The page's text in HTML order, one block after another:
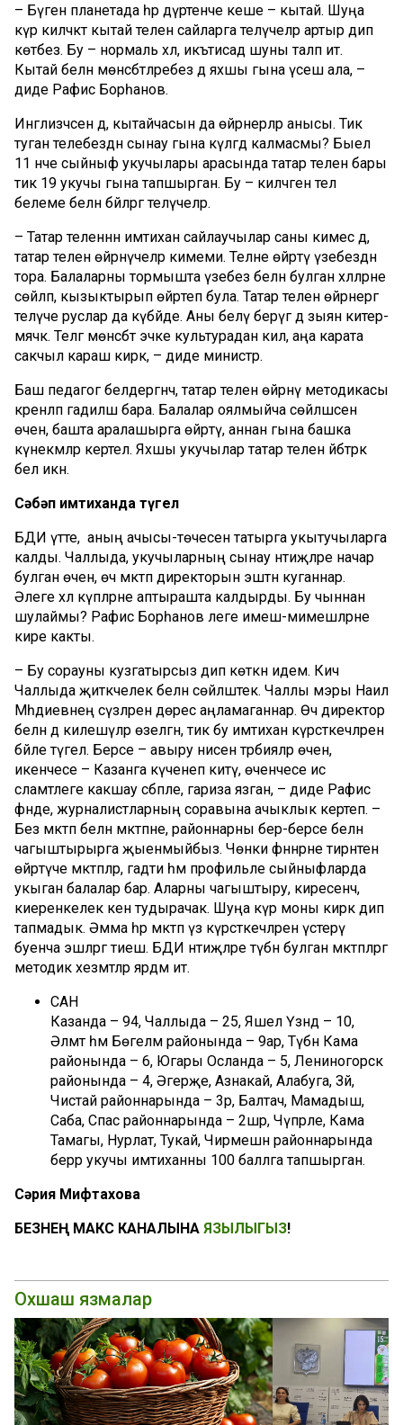
– Бүген планетада һәр дүртенче кеше – кытай. Шу­ңа
күрә киләчәктә кытай телен сайларга теләүчеләр артыр дип
көтәбез. Бу – нормаль хәл, икътисад шуны таләп итә.
Кытай белән мө­нәсә­бәт­ләребез дә яхшы гына үсеш ала, –
диде Рафис Борһанов.
Инглизчәсен дә, кытайчасын да өйрәнерләр анысы. Тик
туган телебездән сынау гына күләгәдә калмасмы? Быел
11 нче сыйныф укучылары арасында татар телен бары
тик 19 укучы гына тапшырган. Бу – киләчәген тел
белеме белән бәйләргә теләүче­ләр.
– Татар теленнән имтихан сайлаучылар саны ки­ме­сә дә,
татар телен өй­рәнү­че­ләр кимеми. Телне өйрәтү үзебез­дән
тора. Балаларны тормышта үзебез белән булган хәлләрне
сөйләп, кызыктырып өй­рәтеп була. Татар телен өй­рәнергә
теләүче рус­лар да күбәйде. Аны белү бе­рәү­гә дә зыян китер­
мәя­чәк. Телгә мөнәсәбәт эчке культурадан килә, аңа карата
сакчыл караш кирәк, – диде министр.
Баш педагог белдер­гән­чә, татар телен өйрәнү методикасы
әкренләп гади­ләшә бара. Балалар оялмыйча сөйләшсен
өчен, башта аралашырга өйрәтү, аннан гына башка
күнек­мәләр кертелә. Яхшы укучылар татар телен әйбәтрәк
белә икән.
Сәбәп имтиханда түгел
БДИ үтте, ә аның ачысы-төчесен татырга укытучыларга
калды. Чаллыда, уку­чыларның сынау нәтиҗәлә­ре начар
булган өчен, өч мәктәп директорын эштән куганнар.
Әлеге хәл күпләр­не аптырашта калдырды. Бу чыннан
шулаймы? Рафис Борһанов әлеге имеш-ми­мешләрне
кире какты.
– Бу сорауны кузгатырсыз дип көткән идем. Кичә
Чаллыда җитәкчелек белән сөйләштек. Чаллы мэры Наил
Мәһдиевнең сүзләрен дөрес аңламаганнар. Өч директор
белән дә килешүләр өзелгән, тик бу имтихан күр­сәткеч­ләренә
бәйле түгел. Берсе – авыру әнисен тәр­бияләр өчен,
икенчесе – Казанга кү­ченеп китү, өченчесе исә
сәламәтлеге какшау сә­бәпле, гариза язган, – диде Рафис
әфәнде, журналист­ларның соравына ачыклык кертеп. –
Без мәктәп белән мәктәпне, районнарны бер-берсе бе­лән
чагыштырырга җыен­мый­быз. Чөнки фән­нәр­не тирәнтен
өйрәтүче мәктәп­ләр, гадәти һәм профильле сыйныфларда
укыган балалар бар. Аларны чагыштыру, киресенчә,
киеренкелек кенә тудырачак. Шуңа күрә моны кирәк дип
тапмадык. Әмма һәр мәктәп үз күрсәт­кечләрен үстерү
буенча эш­ләргә тиеш. БДИ нәтиҗә­ләре түбән булган мәктәп­ләргә
методик хез­мәтләр ярдәм итә.
САН
Казанда – 94, Чаллыда – 25, Яшел Үзәндә – 10,
Әлмәт һәм Бөгелмә районында – 9ар, Түбән Кама
районында – 6, Югары Осланда – 5, Лениногорск
районында – 4, Әгерҗе, Азнакай, Алабуга, Зәй,
Чистай районнарында – 3әр, Балтач, Мамадыш,
Саба, Спас районнарында – 2шәр, Чүпрәле, Кама
Тамагы, Нурлат, Тукай, Чирмешән районнарында
берәр укучы имтиханны 100 баллга тапшырган.
Сәрия Мифтахова
БЕЗНЕҢ МАКС КАНАЛЫНА ЯЗЫЛЫГЫЗ!
Охшаш язмалар